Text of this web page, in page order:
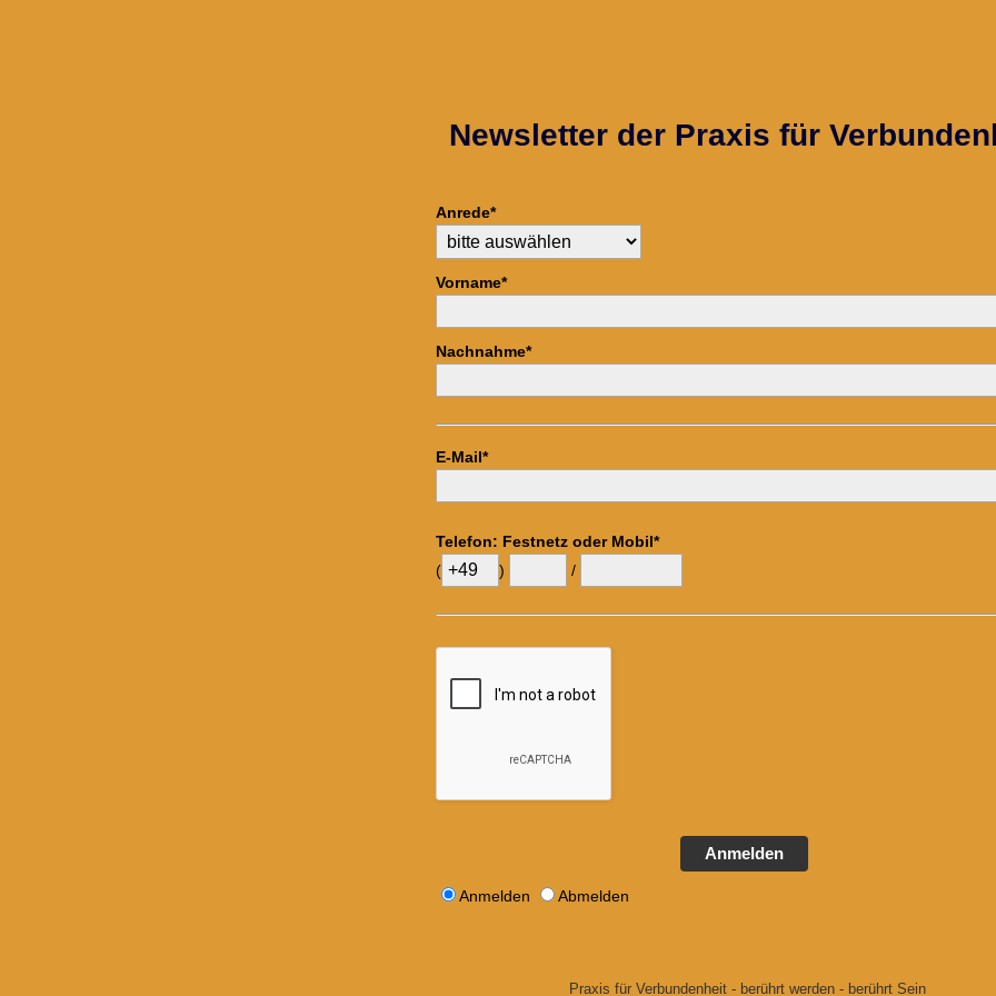
Newsletter der Praxis für
Anrede*
Vorname*
Nachnahme*
E-Mail*
Telefon: Festnetz oder Mobil*
(
) /
Anmelden
Anmelden Abmelden
Praxis für Verbundenheit - berührt werden - berührt Sein